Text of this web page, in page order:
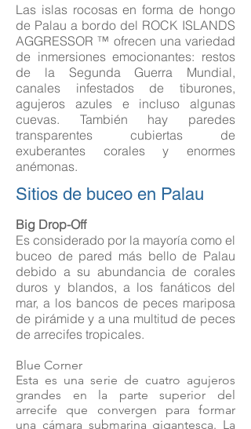
Las islas rocosas en forma de hongo
de Palau a bordo del ROCK ISLANDS
AGGRESSOR ™ ofrecen una variedad
de inmersiones emocionantes: restos
de la Segunda Guerra Mundial,
canales infestados de tiburones,
agujeros azules e incluso algunas
cuevas. También hay paredes
transparentes cubiertas de
exuberantes corales y enormes
anémonas.
Sitios de buceo en Palau
Big Drop-Off
Es considerado por la mayoría como el
buceo de pared más bello de Palau
debido a su abundancia de corales
duros y blandos, a los fanáticos del
mar, a los bancos de peces mariposa
de pirámide y a una multitud de peces
de arrecifes tropicales.
Blue Corner
Esta es una serie de cuatro agujeros
grandes en la parte superior del
arrecife que convergen para formar
una cámara submarina gigantesca. La